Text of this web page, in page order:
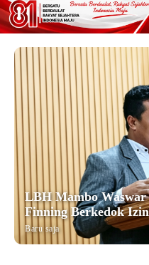
LBH Mambo
Finning Berkedok
Baru saja